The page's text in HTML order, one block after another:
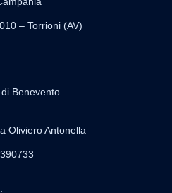
– Torrioni (AV)
Benevento
Oliviero Antonella